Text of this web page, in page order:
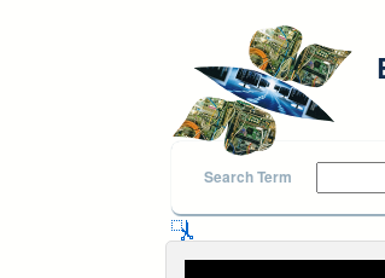
Search Term